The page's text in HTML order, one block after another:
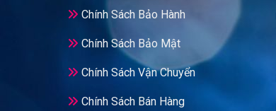
Chính Sách Bảo Hành
Chính Sách Bảo Mật
Chính Sách Vận Chuyển
Chính Sách Bán Hàng